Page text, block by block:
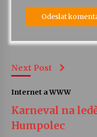
Next Post
Internet a WWW
Karneval na
Humpolec